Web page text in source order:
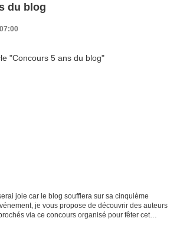
du blog
joie car le blog soufflera sur sa cinquième
je vous propose de découvrir des auteurs
via ce concours organisé pour fêter cet